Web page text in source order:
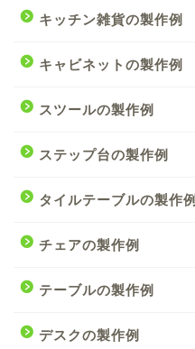
キッチン雑貨の製作例
キャビネットの製作例
スツールの製作例
ステップ台の製作例
タイルテーブルの製作例
チェアの製作例
テーブルの製作例
デスクの製作例